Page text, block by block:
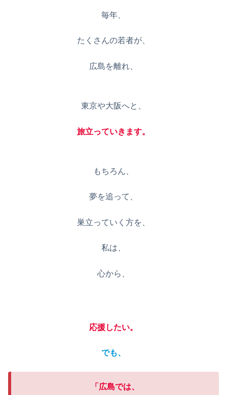
毎年、
たくさんの若者が、
広島を離れ、
東京や大阪へと、
旅立っていきます。
もちろん、
夢を追って、
巣立っていく方を、
私は、
心から、
応援したい。
でも、
「広島では、